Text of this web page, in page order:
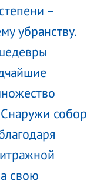
–
убранству.
Снаружи собор
свою